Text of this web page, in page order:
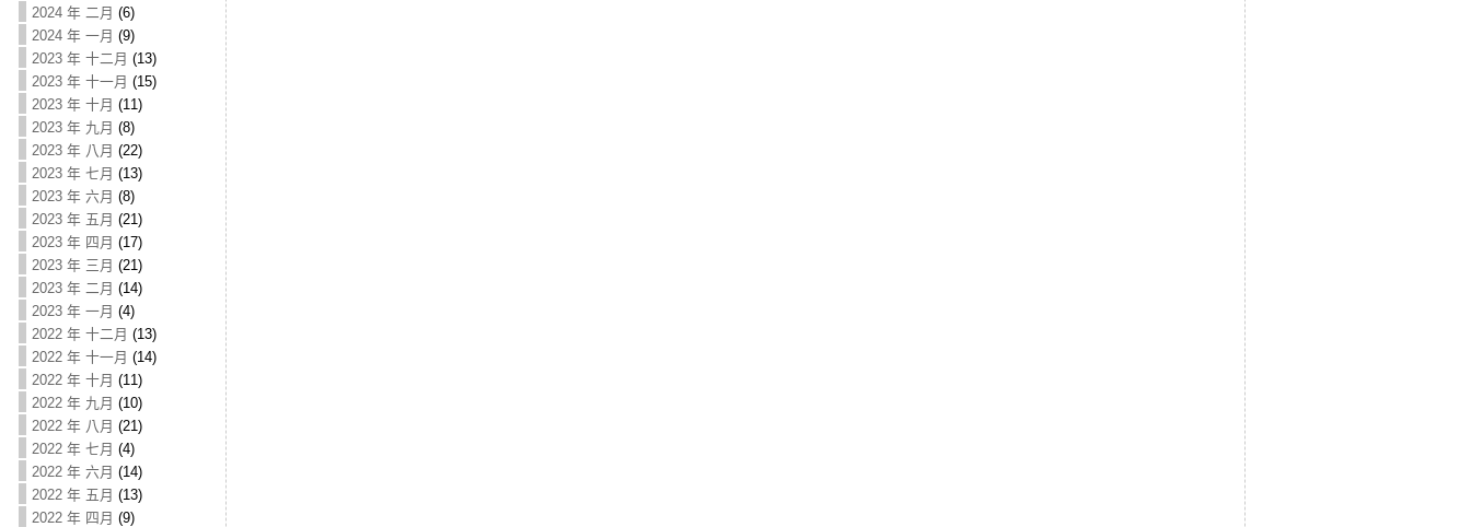
2024 年 二月 (6)
2024 年 一月 (9)
2023 年 十二月 (13)
2023 年 十一月 (15)
2023 年 十月 (11)
2023 年 九月 (8)
2023 年 八月 (22)
2023 年 七月 (13)
2023 年 六月 (8)
2023 年 五月 (21)
2023 年 四月 (17)
2023 年 三月 (21)
2023 年 二月 (14)
2023 年 一月 (4)
2022 年 十二月 (13)
2022 年 十一月 (14)
2022 年 十月 (11)
2022 年 九月 (10)
2022 年 八月 (21)
2022 年 七月 (4)
2022 年 六月 (14)
2022 年 五月 (13)
2022 年 四月 (9)